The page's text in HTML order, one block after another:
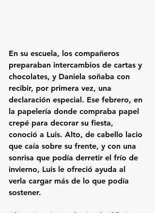
En su escuela, los compañeros
preparaban intercambios de cartas y
chocolates, y Daniela soñaba con
recibir, por primera vez, una
declaración especial. Ese febrero, en
la papelería donde compraba papel
crepé para decorar su fiesta,
conoció a Luis. Alto, de cabello lacio
que caía sobre su frente, y con una
sonrisa que podía derretir el frío de
invierno, Luis le ofreció ayuda al
verla cargar más de lo que podía
sostener.